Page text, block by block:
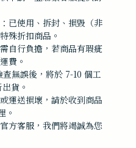
已使用、拆封、損毀（非
殊折扣商品。
自行負擔，若商品有瑕疵
費。
無誤後，將於 7-10 個工
貨。
運送損壞，請於收到商品
。
方客服，我們將竭誠為您